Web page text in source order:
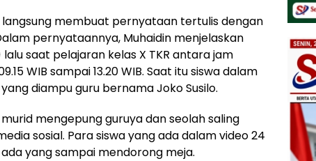
membuat pernyataan tertulis dengan
pernyataannya, Muhaidin menjelaskan
saat pelajaran kelas X TKR antara jam
WIB sampai 13.20 WIB. Saat itu siswa dalam
diampu guru bernama Joko Susilo.
mengepung guruya dan seolah saling
sosial. Para siswa yang ada dalam video 24
yang sampai mendorong meja.